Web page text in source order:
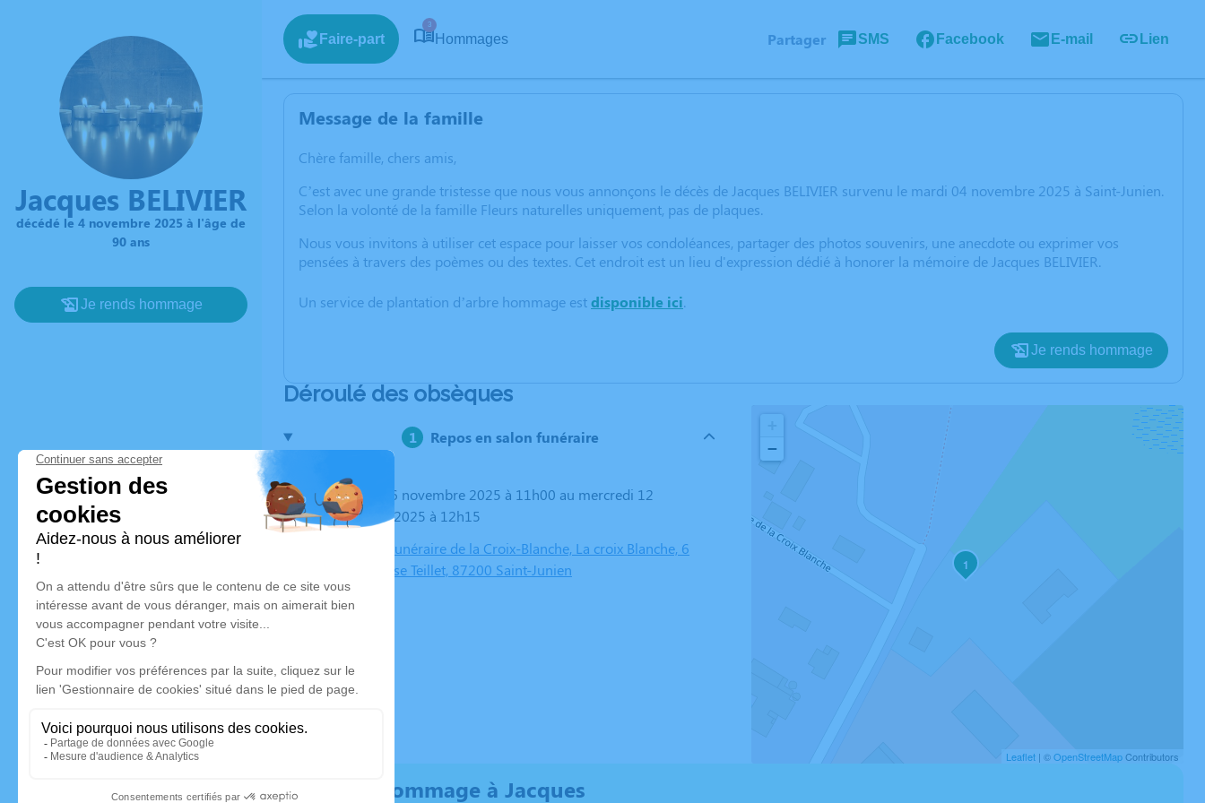
Jacques BELIVIER
décédé le 4 novembre 2025 à l'âge de
90 ans
Je rends hommage
Faire-part
3
Hommages Partager SMS Facebook E-mail Lien
Message de la famille
Chère famille, chers amis,
C’est avec une grande tristesse que nous vous annonçons le décès de Jacques BELIVIER survenu le mardi 04 novembre 2025 à Saint-Junien.
Selon la volonté de la famille Fleurs naturelles uniquement, pas de plaques.
Nous vous invitons à utiliser cet espace pour laisser vos condoléances, partager des photos souvenirs, une anecdote ou exprimer vos
pensées à travers des poèmes ou des textes. Cet endroit est un lieu d'expression dédié à honorer la mémoire de Jacques BELIVIER.
Un service de plantation d’arbre hommage estdisponible ici.
Je rends hommage
Déroulé des obsèques
Repos en salon funéraire
Du jeudi 06 novembre 2025 à 11h00 au mercredi 12
novembre 2025 à 12h15
Chambre Funéraire de la Croix-Blanche, La croix Blanche, 6
rue Hortense Teillet, 87200 Saint-Junien
1
−
Leaflet | ©OpenStreetMapContributors
Rendez hommage à Jacques